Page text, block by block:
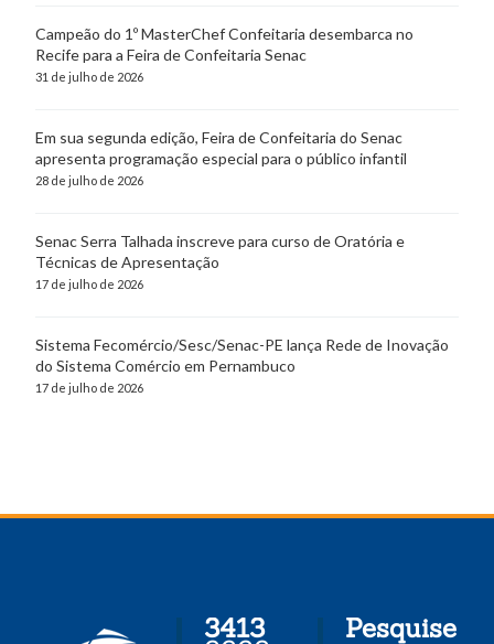
Campeão do 1º MasterChef Confeitaria desembarca no
Recife para a Feira de Confeitaria Senac
31 de julho de 2026
Em sua segunda edição, Feira de Confeitaria do Senac
apresenta programação especial para o público infantil
28 de julho de 2026
Senac Serra Talhada inscreve para curso de Oratória e
Técnicas de Apresentação
17 de julho de 2026
Sistema Fecomércio/Sesc/Senac-PE lança Rede de Inovação
do Sistema Comércio em Pernambuco
17 de julho de 2026
3413 Pesquise